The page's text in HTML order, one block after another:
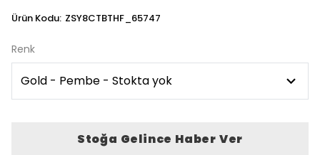
Ürün Kodu: ZSY8CTBTHF_65747
Renk
Stoğa Gelince Haber Ver